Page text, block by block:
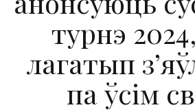
турнэ
лагатып
па ўсім